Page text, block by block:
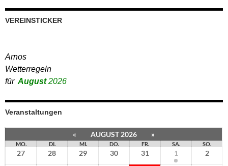
VEREINSTICKER
Arnos
Wetterregeln
für August2026
Veranstaltungen
« AUGUST 2026 »
MO. DI. MI. DO. FR. SA. SO.
27 28 29 30 31 1 2